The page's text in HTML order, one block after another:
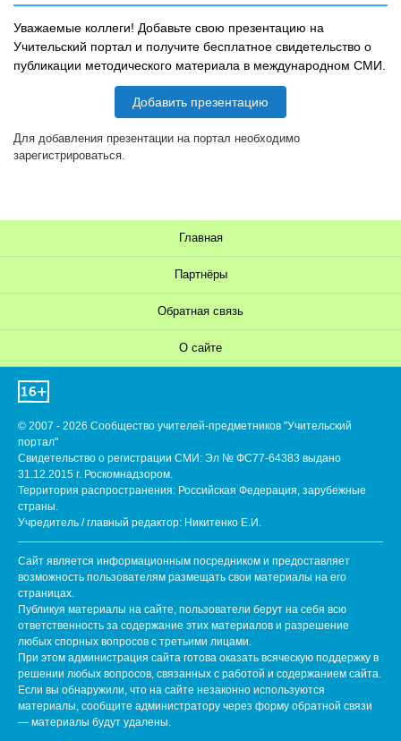
Уважаемые коллеги! Добавьте свою презентацию на
Учительский портал и получите бесплатное свидетельство о
публикации методического материала в международном СМИ.
Добавить презентацию
Для добавления презентации на портал необходимо
зарегистрироваться.
Главная
Партнёры
Обратная связь
О сайте
© 2007 - 2026 Сообщество учителей-предметников "Учительский
портал"
Свидетельство о регистрации СМИ: Эл № ФС77-64383 выдано
31.12.2015 г. Роскомнадзором.
Территория распространения: Российская Федерация, зарубежные
страны.
Учредитель / главный редактор: Никитенко Е.И.
Сайт является информационным посредником и предоставляет
возможность пользователям размещать свои материалы на его
страницах.
Публикуя материалы на сайте, пользователи берут на себя всю
ответственность за содержание этих материалов и разрешение
любых спорных вопросов с третьими лицами.
При этом администрация сайта готова оказать всяческую поддержку в
решении любых вопросов, связанных с работой и содержанием сайта.
Если вы обнаружили, что на сайте незаконно используются
материалы, сообщите администратору через форму обратной связи
— материалы будут удалены.